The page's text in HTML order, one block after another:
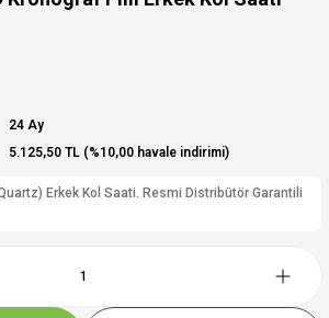
24 Ay
5.125,50 TL (%10,00 havale indirimi)
Erkek Kol Saati. Resmi Distribütör Garantili